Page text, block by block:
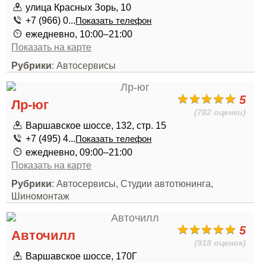
улица Красных Зорь, 10
+7 (966) 0...Показать телефон
ежедневно, 10:00–21:00
Показать на карте
Рубрики: Автосервисы
5
(782 оценки)
Лр-юг
Варшавское шоссе, 132, стр. 15
+7 (495) 4...Показать телефон
ежедневно, 09:00–21:00
Показать на карте
Рубрики: Автосервисы, Студии автотюнинга,
Шиномонтаж
5
(918 оценок)
Авточилл
Варшавское шоссе, 170Г